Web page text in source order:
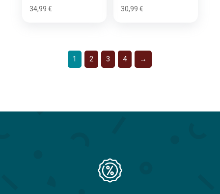
34,99 € 30,99€
1 2 3 4 →